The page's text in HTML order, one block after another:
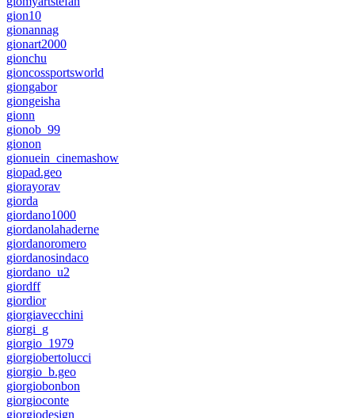
gion10
gionannag
gionart2000
gionchu
gioncossportsworld
giongabor
giongeisha
gionn
gionob_99
gionon
gionuein_cinemashow
giopad.geo
giorayorav
giorda
giordano1000
giordanolahaderne
giordanoromero
giordanosindaco
giordano_u2
giordff
giordior
giorgiavecchini
giorgi_g
giorgio_1979
giorgiobertolucci
giorgio_b.geo
giorgiobonbon
giorgioconte
giorgiodesign